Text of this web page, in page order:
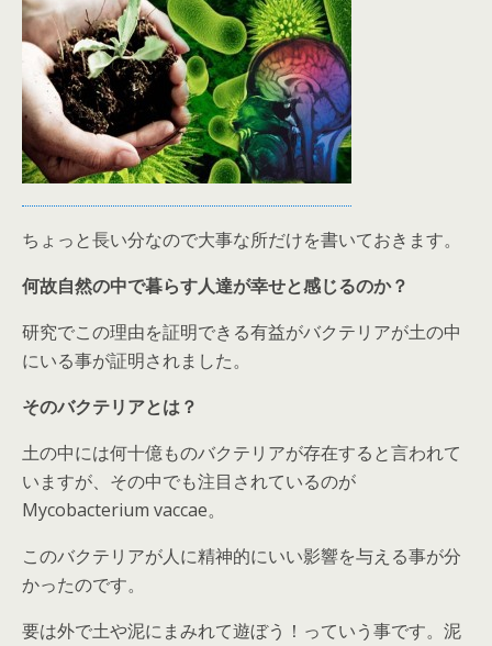
ちょっと長い分なので大事な所だけを書いておきます。
何故自然の中で暮らす人達が幸せと感じるのか？
研究でこの理由を証明できる有益がバクテリアが土の中
にいる事が証明されました。
そのバクテリアとは？
土の中には何十億ものバクテリアが存在すると言われて
いますが、その中でも注目されているのが
Mycobacterium vaccae。
このバクテリアが人に精神的にいい影響を与える事が分
かったのです。
要は外で土や泥にまみれて遊ぼう！っていう事です。泥